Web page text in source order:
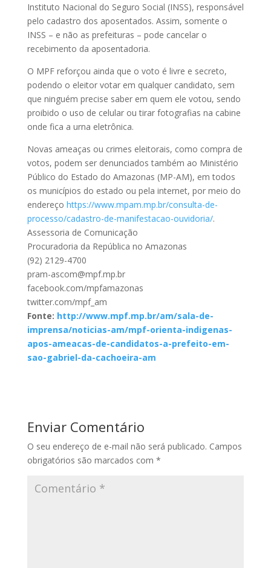
Instituto Nacional do Seguro Social (INSS), responsável
pelo cadastro dos aposentados. Assim, somente o
INSS – e não as prefeituras – pode cancelar o
recebimento da aposentadoria.
O MPF reforçou ainda que o voto é livre e secreto,
podendo o eleitor votar em qualquer candidato, sem
que ninguém precise saber em quem ele votou, sendo
proibido o uso de celular ou tirar fotografias na cabine
onde fica a urna eletrônica.
Novas ameaças ou crimes eleitorais, como compra de
votos, podem ser denunciados também ao Ministério
Público do Estado do Amazonas (MP-AM), em todos
os municípios do estado ou pela internet, por meio do
endereço https://www.mpam.mp.br/consulta-de-
processo/cadastro-de-manifestacao-ouvidoria/.
Assessoria de Comunicação
Procuradoria da República no Amazonas
(92) 2129-4700
pram-ascom@mpf.mp.br
facebook.com/mpfamazonas
twitter.com/mpf_am
Fonte: http://www.mpf.mp.br/am/sala-de-
imprensa/noticias-am/mpf-orienta-indigenas-
apos-ameacas-de-candidatos-a-prefeito-em-
sao-gabriel-da-cachoeira-am
Enviar Comentário
O seu endereço de e-mail não será publicado. Campos
obrigatórios são marcados com *